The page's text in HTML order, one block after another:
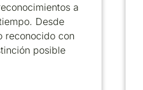
a
Desde
reconocido con
posible